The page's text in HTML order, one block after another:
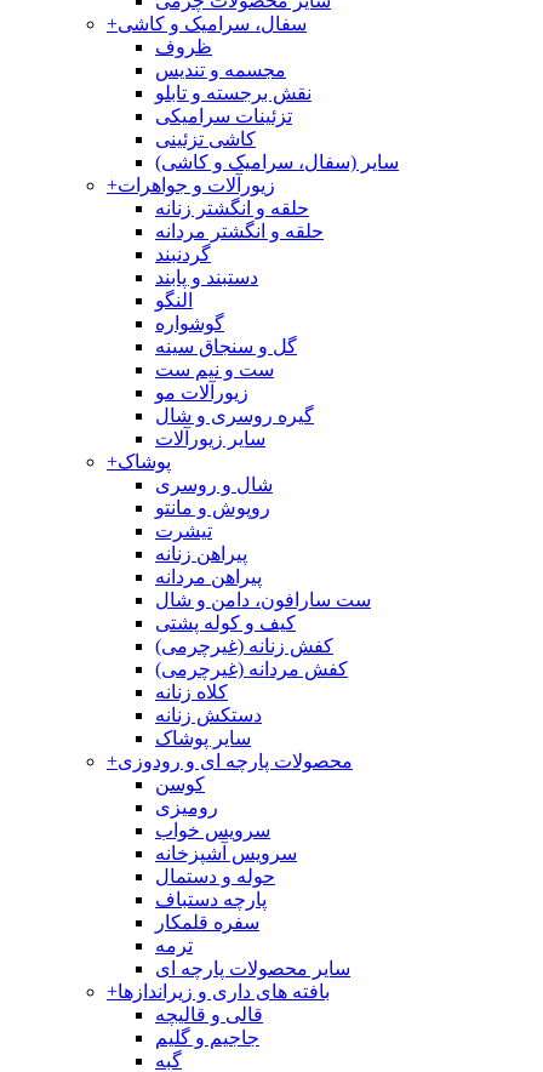
+سفال، سرامیک و کاشی
ظروف
مجسمه و تندیس
نقش برجسته و تابلو
تزئینات سرامیکی
کاشی تزئینی
سایر (سفال، سرامیک و کاشی)
+زیورآلات و جواهرات
حلقه و انگشتر زنانه
حلقه و انگشتر مردانه
گردنبند
دستبند و پابند
النگو
گوشواره
گل و سنجاق سینه
ست و نیم ست
زیورآلات مو
گیره روسری و شال
سایر زیورآلات
+پوشاک
شال و روسری
روپوش و مانتو
تیشرت
پیراهن زنانه
پیراهن مردانه
ست سارافون، دامن و شال
کیف و کوله پشتی
کفش زنانه (غیرچرمی)
کفش مردانه (غیرچرمی)
کلاه زنانه
دستکش زنانه
سایر پوشاک
+محصولات پارچه ای و رودوزی
کوسن
رومیزی
سرویس خواب
سرویس آشپزخانه
حوله و دستمال
پارچه دستباف
سفره قلمکار
ترمه
سایر محصولات پارچه ای
+بافته های داری و زیراندازها
قالی و قالیچه
جاجیم و گلیم
گبه